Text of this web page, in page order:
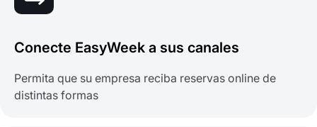
Conecte EasyWeek a sus canales
Permita que su empresa reciba reservas online de
distintas formas